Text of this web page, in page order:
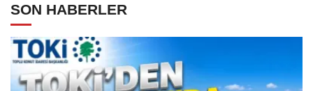
SON HABERLER